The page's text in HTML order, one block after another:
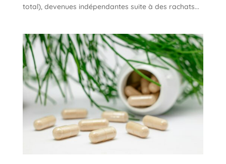
total), devenues indépendantes suite à des rachats...